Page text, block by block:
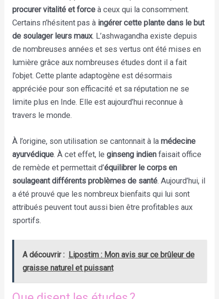
procurer vitalité et force à ceux qui la consomment.
Certains n’hésitent pas à ingérer cette plante dans le but
de soulager leurs maux. L’ashwagandha existe depuis
de nombreuses années et ses vertus ont été mises en
lumière grâce aux nombreuses études dont il a fait
l’objet. Cette plante adaptogène est désormais
appréciée pour son efficacité et sa réputation ne se
limite plus en Inde. Elle est aujourd’hui reconnue à
travers le monde.
À l’origine, son utilisation se cantonnait à lamédecine
ayurvédique. À cet effet, leginseng indien faisait office
de remède et permettait d’équilibrer le corps en
soulageant différents problèmes de santé. Aujourd’hui, il
a été prouvé que les nombreux bienfaits qui lui sont
attribués peuvent tout aussi bien être profitables aux
sportifs.
A découvrir : Lipostim : Mon avis sur ce brûleur de
graisse naturel et puissant